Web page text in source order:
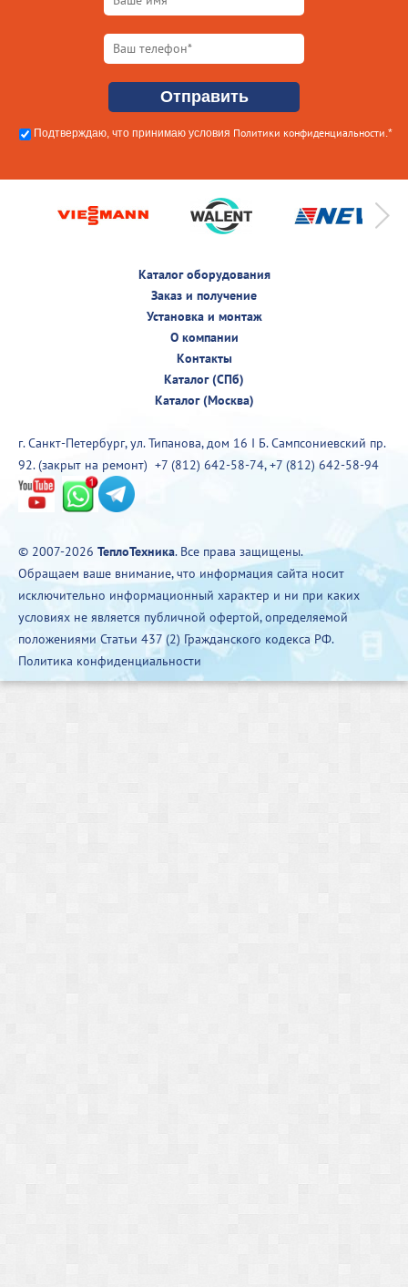
Подтверждаю, что принимаю условия Политики конфиденциальности.*
Каталог оборудования
Заказ и получение
Установка и монтаж
О компании
Контакты
Каталог (СПб)
Каталог (Москва)
г. Санкт-Петербург, ул. Типанова, дом 16 I Б. Сампсониевский пр.
92. (закрыт на ремонт) +7 (812) 642-58-74,+7 (812) 642-58-94
© 2007-2026 ТеплоТехника. Все права защищены.
Обращаем ваше внимание, что информация сайта носит
исключительно информационный характер и ни при каких
условиях не является публичной офертой, определяемой
положениями Статьи 437 (2) Гражданского кодекса РФ.
Политика конфиденциальности